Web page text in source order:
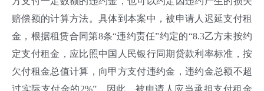
赔偿额的计算方法。具体到本案中，被申请人迟延支付租
金，根据租赁合同第8条“违约责任”约定的“8.3乙方未按约
定支付租金，应比照中国人民银行同期贷款利率标准，按
欠付租金总值计算，向甲方支付违约金，违约金总额不超
过实际支付金的2%”。因此，被申请人应当承担支付租金